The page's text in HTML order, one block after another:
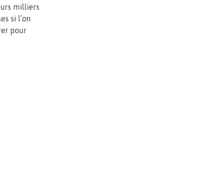
milliers
si l’on
pour